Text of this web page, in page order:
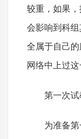
较重，如果
会影响到科
全属于自己
网络中上过
第一次试
为准备